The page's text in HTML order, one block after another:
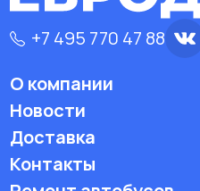
+7 495 770 47 88
О компании
Новости
Доставка
Контакты